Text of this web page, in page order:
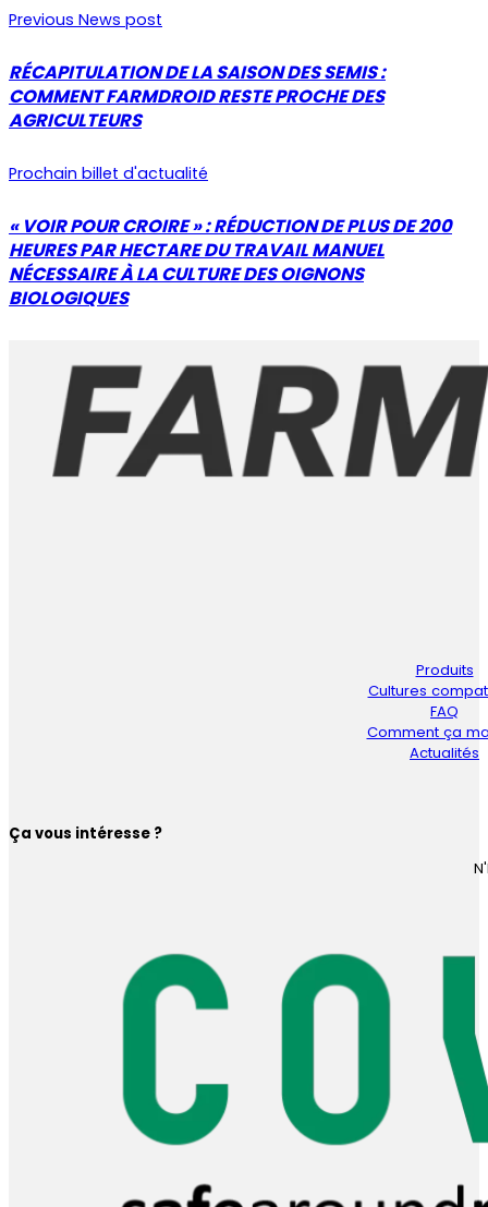
Previous News post
RÉCAPITULATION DE LA SAISON DES SEMIS :
COMMENT FARMDROID RESTE PROCHE DES
AGRICULTEURS
Prochain billet d'actualité
« VOIR POUR CROIRE » : RÉDUCTION DE PLUS DE 200
HEURES PAR HECTARE DU TRAVAIL MANUEL
NÉCESSAIRE À LA CULTURE DES OIGNONS
BIOLOGIQUES
Produits
Cultures
FAQ
Comment ça
Actualités
Ça vous intéresse ?